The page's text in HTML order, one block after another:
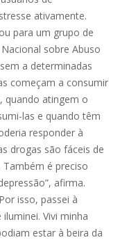
ativamente.
para um grupo de
sobre Abuso
a determinadas
começam a consumir
quando atingem o
las e quando têm
responder à
drogas são fáceis de
é preciso
afirma.
isso, passei à
Vivi minha
estar à beira da